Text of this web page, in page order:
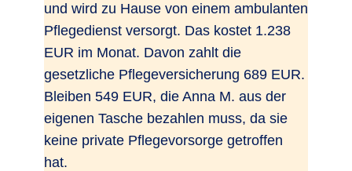
und wird zu Hause von einem ambulanten
Pflegedienst versorgt. Das kostet 1.238
EUR im Monat. Davon zahlt die
gesetzliche Pflegeversicherung 689 EUR.
Bleiben 549 EUR, die Anna M. aus der
eigenen Tasche bezahlen muss, da sie
keine private Pflegevorsorge getroffen
hat.